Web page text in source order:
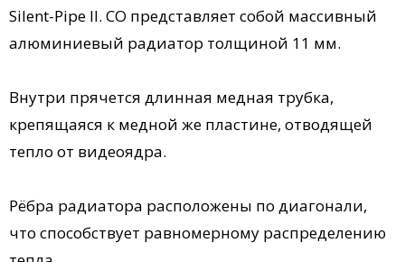
Silent-Pipe II. СО представляет собой массивный
алюминиевый радиатор толщиной 11 мм.
Внутри прячется длинная медная трубка,
крепящаяся к медной же пластине, отводящей
тепло от видеоядра.
Рёбра радиатора расположены по диагонали,
что способствует равномерному распределению